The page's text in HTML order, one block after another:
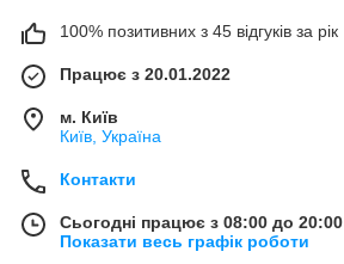
100% позитивних з 45 відгуків за рік
Працює з 20.01.2022
м. Київ
Київ, Україна
Контакти
Сьогодні працює з 08:00 до 20:00
Показати весь графік роботи